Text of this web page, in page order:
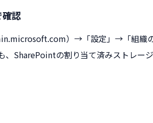
認
）→「設定」→「組織
SharePointの割り当て済みストレー